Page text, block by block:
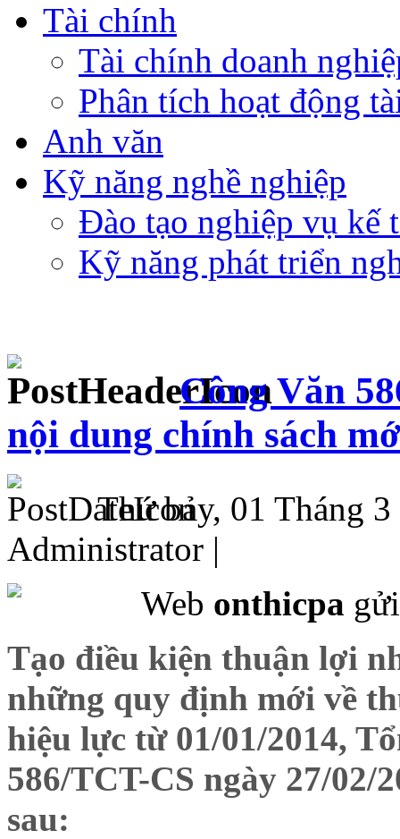
Tài chính
Tài chính doanh
Phân tích hoạt động
Anh văn
Kỹ năng nghề nghiệp
Đào tạo nghiệp vụ kế
Kỹ năng phát triển
Công Văn
nội dung chính sách
Thứ bảy, 01 Tháng
Administrator |
Web onthicpa
Tạo điều kiện thuận lợi
những quy định mới về
hiệu lực từ 01/01/2014,
586/TCT-CS ngày 27/02/
sau: